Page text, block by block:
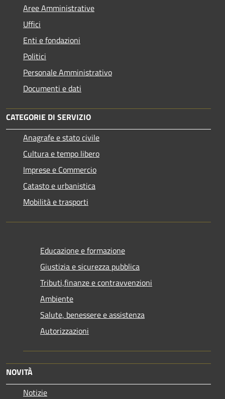
Aree Amministrative
Uffici
Enti e fondazioni
Politici
Personale Amministrativo
Documenti e dati
CATEGORIE DI SERVIZIO
Anagrafe e stato civile
Cultura e tempo libero
Imprese e Commercio
Catasto e urbanistica
Mobilità e trasporti
Educazione e formazione
Giustizia e sicurezza pubblica
Tributi,finanze e contravvenzioni
Ambiente
Salute, benessere e assistenza
Autorizzazioni
NOVITÀ
Notizie